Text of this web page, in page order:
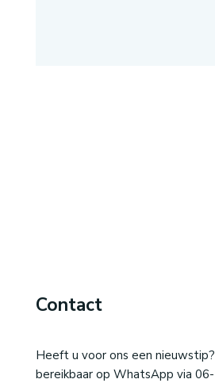
Contact
Heeft u voor ons een
bereikbaar op WhatsApp via